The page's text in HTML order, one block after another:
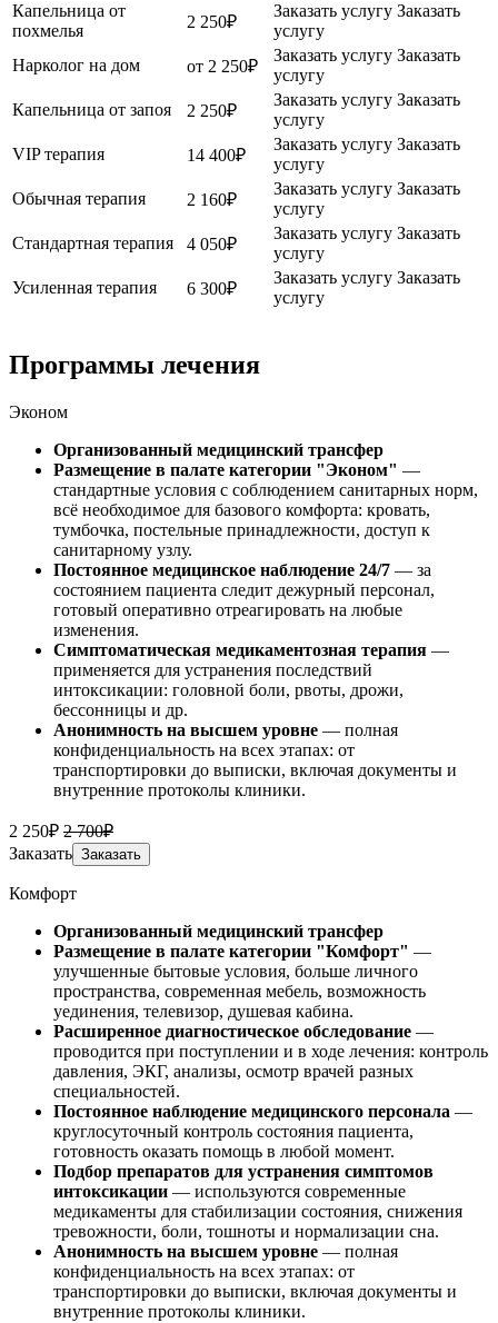
Капельница от
похмелья
2 250₽
Заказать услугу Заказать
услугу
Нарколог на дом
от 2 250₽
Заказать услугу Заказать
услугу
Капельница от запоя
2 250₽
Заказать услугу Заказать
услугу
VIP терапия
14 400₽
Заказать услугу Заказать
услугу
Обычная терапия
2 160₽
Заказать услугу Заказать
услугу
Стандартная терапия
4 050₽
Заказать услугу Заказать
услугу
Усиленная терапия
6 300₽
Заказать услугу Заказать
услугу
Программы лечения
Эконом
Организованный медицинский трансфер
Размещение в палате категории "Эконом" —
стандартные условия с соблюдением санитарных норм,
всё необходимое для базового комфорта: кровать,
тумбочка, постельные принадлежности, доступ к
санитарному узлу.
Постоянное медицинское наблюдение 24/7 — за
состоянием пациента следит дежурный персонал,
готовый оперативно отреагировать на любые
изменения.
Симптоматическая медикаментозная терапия —
применяется для устранения последствий
интоксикации: головной боли, рвоты, дрожи,
бессонницы и др.
Анонимность на высшем уровне — полная
конфиденциальность на всех этапах: от
транспортировки до выписки, включая документы и
внутренние протоколы клиники.
2 250₽ 2 700₽
Заказать Заказать
Комфорт
Организованный медицинский трансфер
Размещение в палате категории "Комфорт" —
улучшенные бытовые условия, больше личного
пространства, современная мебель, возможность
уединения, телевизор, душевая кабина.
Расширенное диагностическое обследование —
проводится при поступлении и в ходе лечения: контроль
давления, ЭКГ, анализы, осмотр врачей разных
специальностей.
Постоянное наблюдение медицинского персонала —
круглосуточный контроль состояния пациента,
готовность оказать помощь в любой момент.
Подбор препаратов для устранения симптомов
интоксикации — используются современные
медикаменты для стабилизации состояния, снижения
тревожности, боли, тошноты и нормализации сна.
Анонимность на высшем уровне — полная
конфиденциальность на всех этапах: от
транспортировки до выписки, включая документы и
внутренние протоколы клиники.